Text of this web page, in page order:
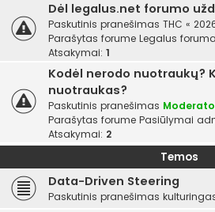
Dėl legalus.net forumo
Paskutinis pranešimas THC «
Parašytas forume Legalus
Atsakymai: 1
Kodėl nerodo nuotraukų?
nuotraukas?
Paskutinis pranešimas
Parašytas forume Pasiūlymai
Atsakymai: 2
Temos
Data-Driven Steering
Paskutinis pranešimas